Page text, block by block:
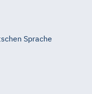
Sprache